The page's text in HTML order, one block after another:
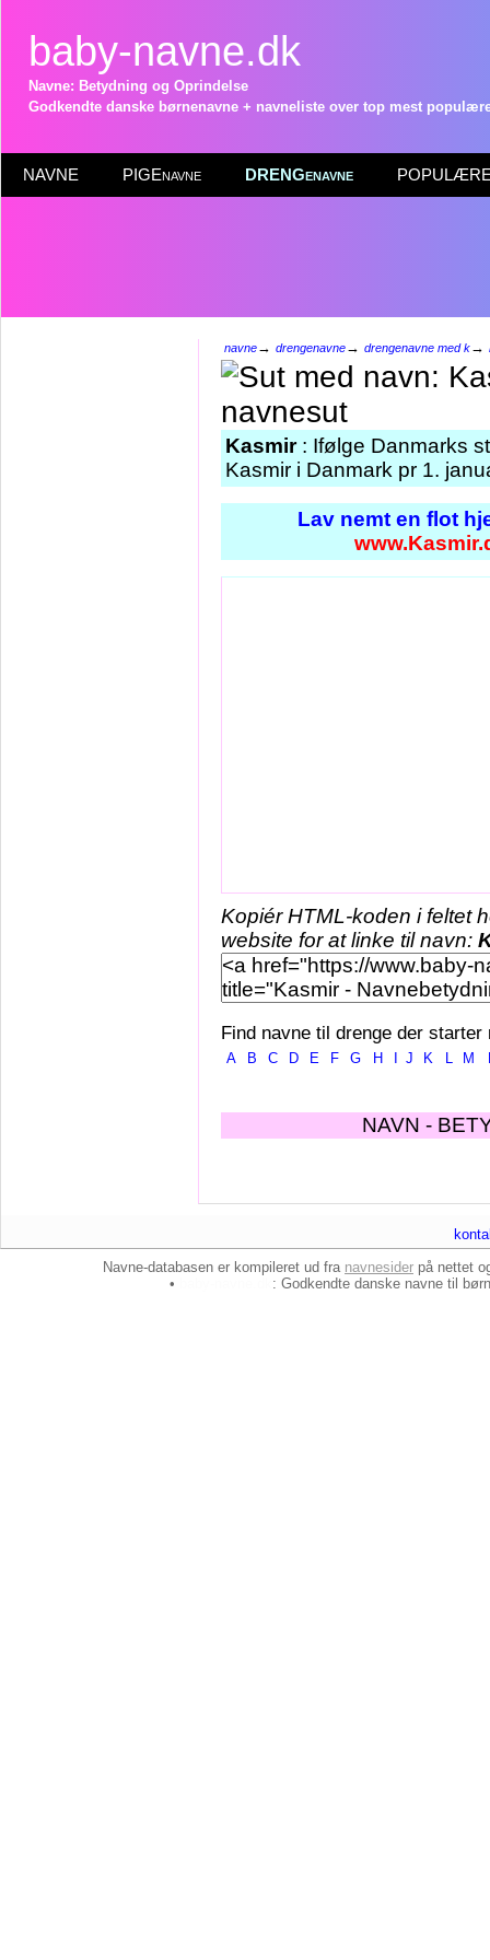
baby-navne.dk
Navne: Betydning og Oprindelse
Godkendte danske børnenavne + navneliste over top mest
NAVNE PIGEnavne DRENGenavne POPULÆRE
navne→ drengenavne→ drengenavne med k→
Kasmir: Ifølge Danmarks
Kasmir i Danmark pr 1.
Lav nemt en flot
Kopiér HTML-koden i feltet
website for at linke til navn:
Find navne til drenge der starter
A B C D E F G H J K L M
NAVN -
Navne-databasen er kompileret ud fra navnesider på nettet
•
: Godkendte danske navne til børn